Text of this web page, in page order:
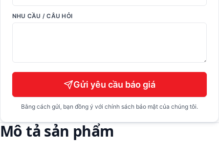
NHU CẦU / CÂU HỎI
Gửi yêu cầu báo giá
Bằng cách gửi, bạn đồng ý với chính sách bảo mật của chúng tôi.
Mô tả sản phẩm